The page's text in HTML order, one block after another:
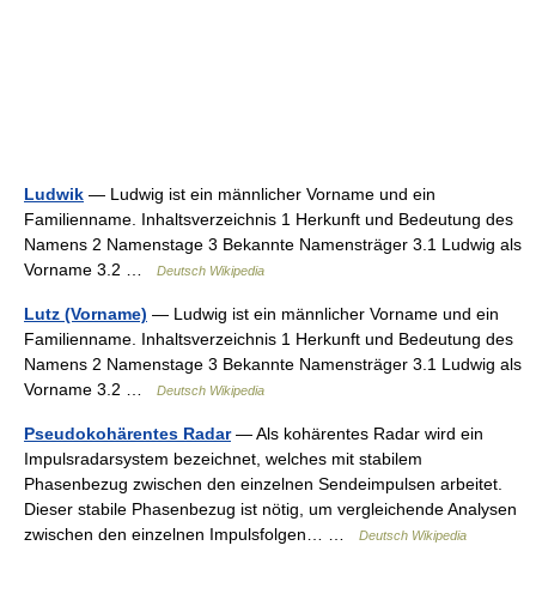
Ludwik — Ludwig ist ein männlicher Vorname und ein
Familienname. Inhaltsverzeichnis 1 Herkunft und Bedeutung des
Namens 2 Namenstage 3 Bekannte Namensträger 3.1 Ludwig als
Vorname 3.2 …
Deutsch Wikipedia
Lutz (Vorname) — Ludwig ist ein männlicher Vorname und ein
Familienname. Inhaltsverzeichnis 1 Herkunft und Bedeutung des
Namens 2 Namenstage 3 Bekannte Namensträger 3.1 Ludwig als
Vorname 3.2 …
Deutsch Wikipedia
Pseudokohärentes Radar— Als kohärentes Radar wird ein
Impulsradarsystem bezeichnet, welches mit stabilem
Phasenbezug zwischen den einzelnen Sendeimpulsen arbeitet.
Dieser stabile Phasenbezug ist nötig, um vergleichende Analysen
zwischen den einzelnen Impulsfolgen… …
Deutsch Wikipedia